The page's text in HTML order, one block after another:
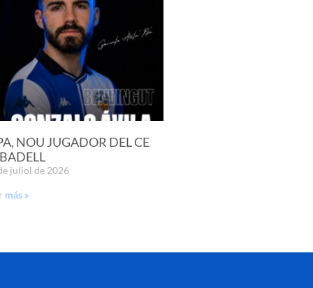
NOU JUGADOR DEL CE
juliol de 2026
más »